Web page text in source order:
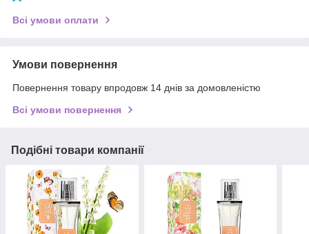
Всі умови оплати
Умови повернення
Повернення товару впродовж 14 днів за домовленістю
Всі умови повернення
Подібні товари компанії